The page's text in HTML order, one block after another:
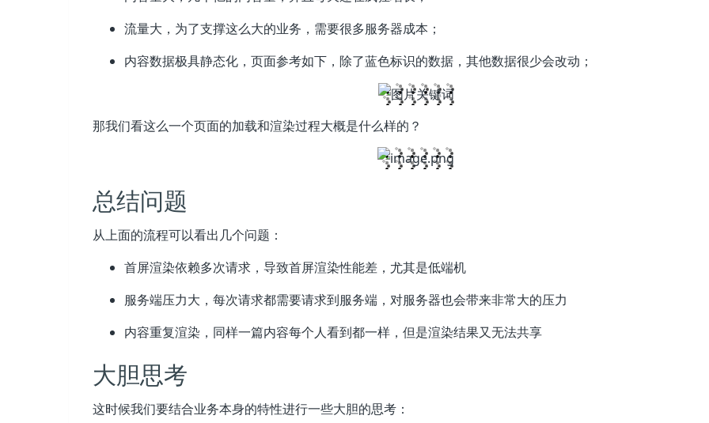
流量大，为了支撑这么大的业务，需要很多服务器成本；
内容数据极具静态化，页面参考如下，除了蓝色标识的数据，其他数据很少会改动；
那我们看这么一个页面的加载和渲染过程大概是什么样的？
总结问题
从上面的流程可以看出几个问题：
首屏渲染依赖多次请求，导致首屏渲染性能差，尤其是低端机
服务端压力大，每次请求都需要请求到服务端，对服务器也会带来非常大的压力
内容重复渲染，同样一篇内容每个人看到都一样，但是渲染结果又无法共享
大胆思考
这时候我们要结合业务本身的特性进行一些大胆的思考：